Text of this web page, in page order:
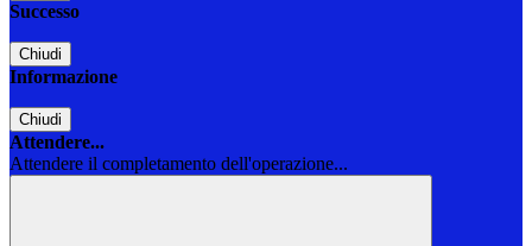
Successo
Chiudi
Informazione
Chiudi
Attendere...
Attendere il completamento dell'operazione...